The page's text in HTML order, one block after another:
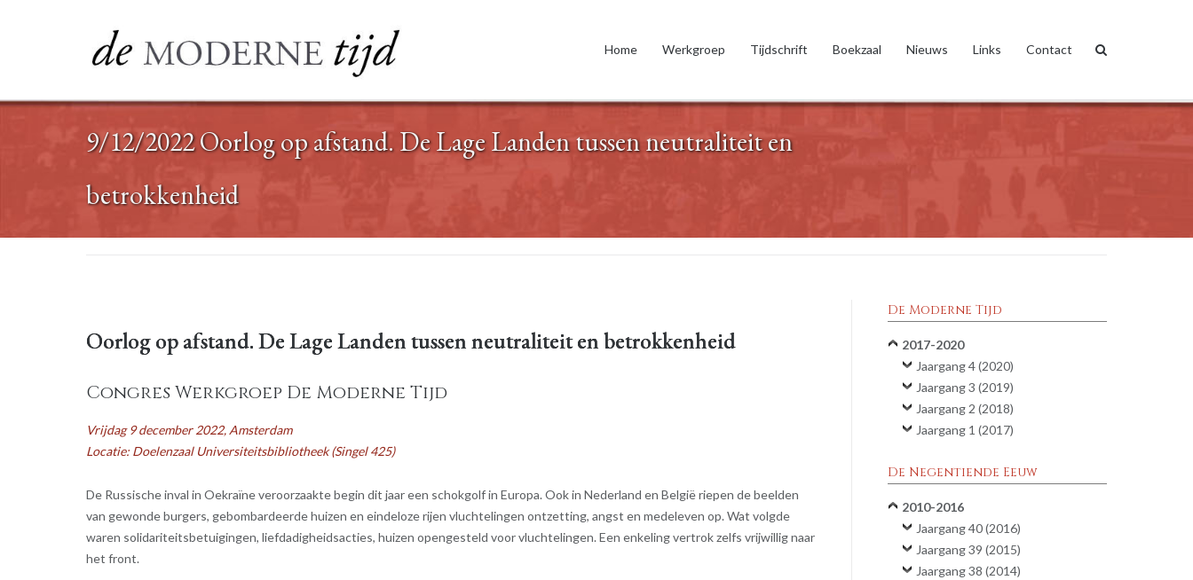
Home Werkgroep Tijdschrift Boekzaal Nieuws Links Contact
9/12/2022 Oorlog op afstand. De Lage Landen tussen neutraliteit en
betrokkenheid
Oorlog op afstand. De Lage Landen tussen neutraliteit en betrokkenheid
Congres Werkgroep De Moderne Tijd
Vrijdag 9 december 2022, Amsterdam
Locatie: Doelenzaal Universiteitsbibliotheek (Singel 425)
De Russische inval in Oekraïne veroorzaakte begin dit jaar een schokgolf in Europa. Ook in Nederland en België riepen de beelden
van gewonde burgers, gebombardeerde huizen en eindeloze rijen vluchtelingen ontzetting, angst en medeleven op. Wat volgde
waren solidariteitsbetuigingen, liefdadigheidsacties, huizen opengesteld voor vluchtelingen. Een enkeling vertrok zelfs vrijwillig naar
het front.
De Moderne Tijd
2017-2020
Jaargang 4 (2020)
Jaargang 3 (2019)
Jaargang 2 (2018)
Jaargang 1 (2017)
De Negentiende Eeuw
2010-2016
Jaargang 40 (2016)
Jaargang 39 (2015)
Jaargang 38 (2014)